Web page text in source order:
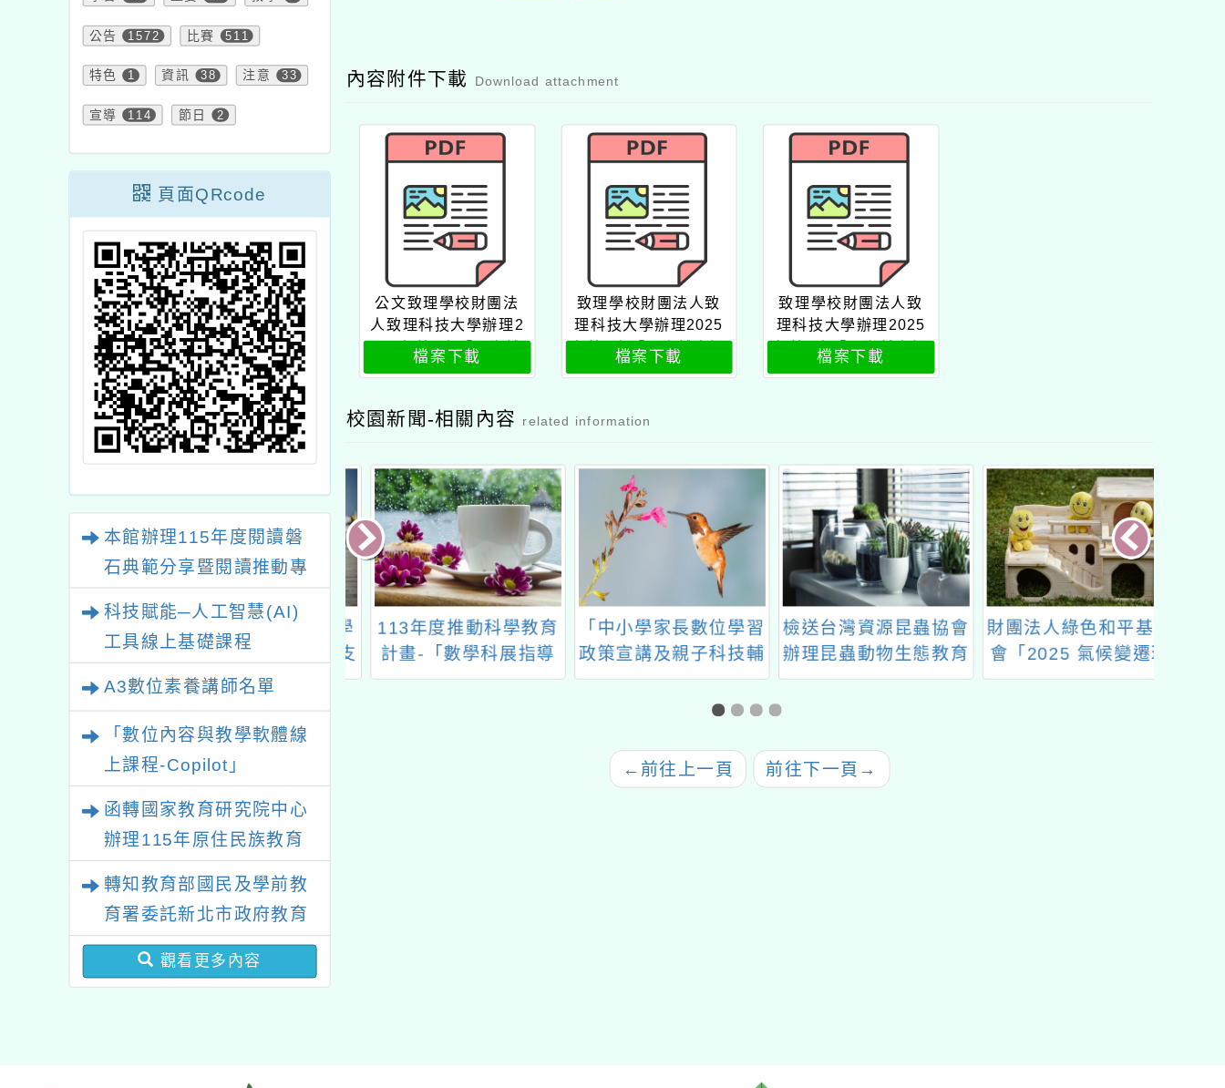
公告 1572 比賽 511
特色 1 資訊 38 注意 33
宣導 114 節日 2
頁面QRcode
本館辦理115年度閱讀磐
石典範分享暨閱讀推動專
科技賦能─人工智慧(AI)
工具線上基礎課程
A3數位素養講師名單
「數位內容與教學軟體線
上課程-Copilot」
函轉國家教育研究院中心
辦理115年原住民族教育
育國際趨勢與發展」
轉知教育部國民及學前教
育署委託新北市政府教育
局辦理「115年度教師專
業成長研習實施計畫－夢
觀看更多內容
內容附件下載 Download attachment
公文致理學校財團法
人致理科技大學辦理2
025年第1次「國際越
南語能力認證檢定」
檔案下載
致理學校財團法人致
理科技大學辦理2025
年第1次「國際越南語
能力認證檢定」報名
檔案下載
致理學校財團法人致
理科技大學辦理2025
年第1次「國際越南語
能力認證檢定」簡章
檔案下載
校園新聞-相關內容 related information
市113學年度
雙語政策－提
計畫」國小英
專業社群發展
大溪國小辦理「112學
年度原住民族語教學支
援人員知能研習活動」
113年度推動科學教育
計畫-「數學科展指導
教師增能工作坊
「中小學家長數位學習
政策宣講及親子科技輔
助自主學習推廣計畫」
檢送台灣資源昆蟲協會
辦理昆蟲動物生態教育
活動訊息DM1份
財團法人綠色和平基金
會「2025 氣候變遷環
境教案徵選社會科老師
← 前往上一頁 前往下一頁 →